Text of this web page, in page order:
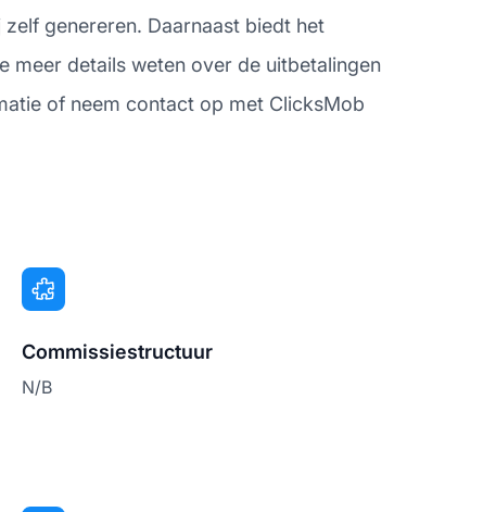
genereren. Daarnaast biedt het
meer details weten over de uitbetalingen
of neem contact op met ClicksMob
Commissiestructuur
N/B